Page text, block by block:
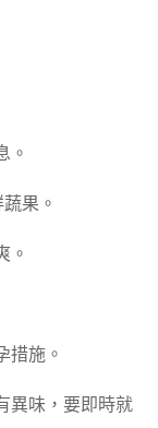
。
果。
。
措施。
異味，要即時就